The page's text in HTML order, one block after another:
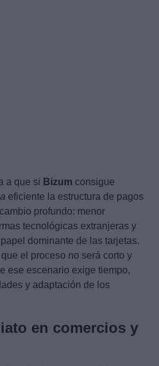
a que si Bizum consigue
eficiente la estructura de pagos
profundo: menor
tecnológicas extranjeras y
dominante de las tarjetas.
el proceso no será corto y
ese escenario exige tiempo,
y adaptación de los
en comercios y